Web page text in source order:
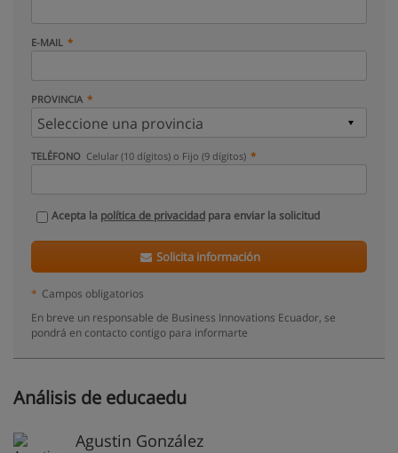
E-MAIL
PROVINCIA
TELÉFONO Celular (10 dígitos) o Fijo (9 dígitos)
Acepta la política de privacidad para enviar la solicitud
Solicita información
* Campos obligatorios
En breve un responsable de Business Innovations Ecuador, se
pondrá en contacto contigo para informarte
Análisis de educaedu
Agustin González